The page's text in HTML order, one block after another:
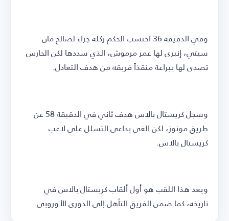
وفي الدقيقة 36 احتسب الحكم ركلة جزاء لصالح مان
سيتي، إنبرى لها عمر مرموش، الذي سددها لكن الحارس
تصدى لها ببراعة منقذاً فريقه من هدف التعادل.
وسجل كريستال بالاس هدف ثاني في الدقيقة 58 عن
طريق مونوز، لكن الغي بداعي التسلل على لاعب
كريستال بالاس.
ويعد هذا اللقب هو أول ألقاب كريستال بالاس في
تاريخه، كما ضمن الفريق التأهل إلى الدوري الأوروبي.